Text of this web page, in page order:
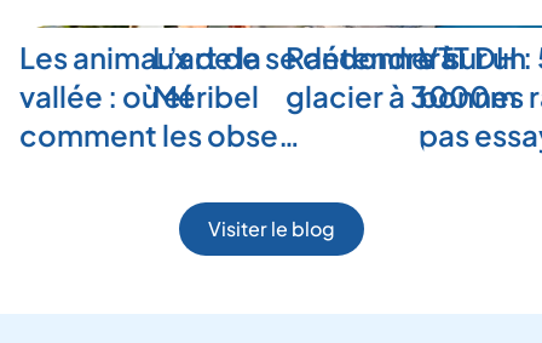
Les animaux de la
vallée : où et
comment les obse…
L’art de se détendre à
Méribel
Randonner sur un
glacier à 3000m
VTT DH
bonnes
pas
Visiter le blog